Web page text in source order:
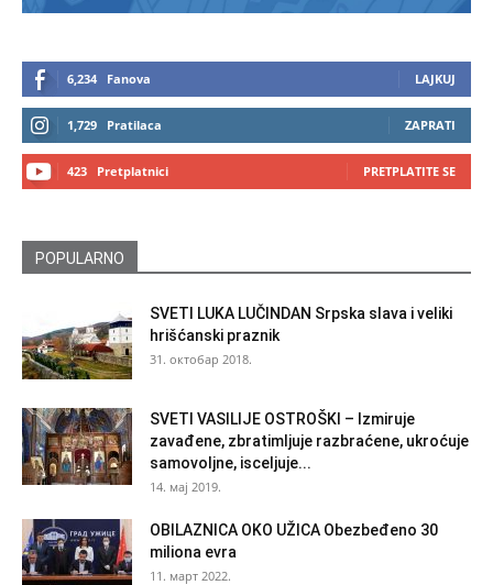
6,234 Fanova LAJKUJ
1,729 Pratilaca ZAPRATI
423 Pretplatnici PRETPLATITE SE
POPULARNO
SVETI LUKA LUČINDAN Srpska slava i veliki
hrišćanski praznik
31. октобар 2018.
SVETI VASILIJE OSTROŠKI – Izmiruje
zavađene, zbratimljuje razbraćene, ukroćuje
samovoljne, isceljuje...
14. мај 2019.
OBILAZNICA OKO UŽICA Obezbeđeno 30
miliona evra
11. март 2022.